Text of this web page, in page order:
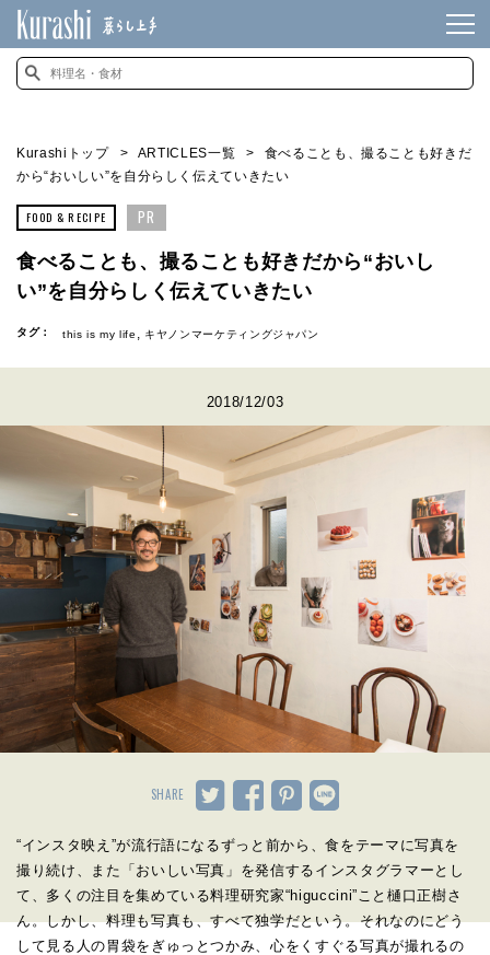
Kurashiトップ ARTICLES一覧
食べることも、撮ることも好きだ
から“おいしい”を自分らしく伝えていきたい
FOOD & RECIPE PR
食べることも、撮ることも好きだから“おいし
い”を自分らしく伝えていきたい
タグ： this is my life キヤノンマーケティングジャパン
2018/12/03
SHARE
“インスタ映え”が流行語になるずっと前から、食をテーマに写真を
撮り続け、また「おいしい写真」を発信するインスタグラマーとし
て、多くの注目を集めている料理研究家“higuccini”こと樋口正樹さ
ん。しかし、料理も写真も、すべて独学だという。それなのにどう
して見る人の胃袋をぎゅっとつかみ、心をくすぐる写真が撮れるの